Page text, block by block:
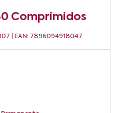
Comprimidos
| EAN: 7896094918047